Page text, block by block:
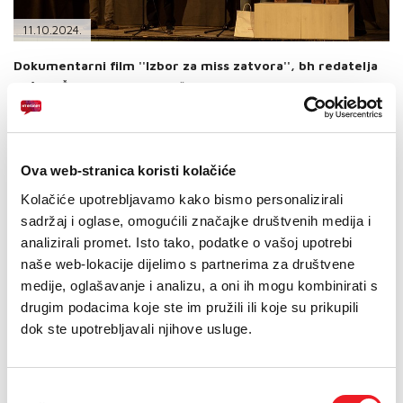
Ova web-stranica koristi kolačiće
Kolačiće upotrebljavamo kako bismo personalizirali
sadržaj i oglase, omogućili značajke društvenih medija i
analizirali promet. Isto tako, podatke o vašoj upotrebi
naše web-lokacije dijelimo s partnerima za društvene
medije, oglašavanje i analizu, a oni ih mogu kombinirati s
drugim podacima koje ste im pružili ili koje su prikupili
dok ste upotrebljavali njihove usluge.
PODRŠKA
TELEFONSKI IMENIK
11.10.2024.
Dokumentarni film ''Izbor za miss zatvora'', bh redatelja
Srđana Šarenca, odlukom žirija osvojio je Grand Prix 25.
Mediteran Film Festivala i nagradu publike, dok je nagradu
snimatelju Igoru Maroviću za rad na filmu ''Flašaroši'',
godine generalni sponzor festivala.
Žiri u sastavu Kristina Ljevak, Jelena Ružić i Ivo Krešić u svome je
obrazloženju naveo kako se Srđan Šarenac ovim filmom još
jednom potvrđuje kao znalački dokumentarist i posvećeni
istraživač čiji filmovi uspijevaju imati važnu društvenu dimenziju i
šarm koji osvaja najširu publiku. Žiri je dodijelio i dva posebna
priznanja dokumentarcima ''Flašaroši'', redatelja Nemanje
redateljice Maje Novaković.